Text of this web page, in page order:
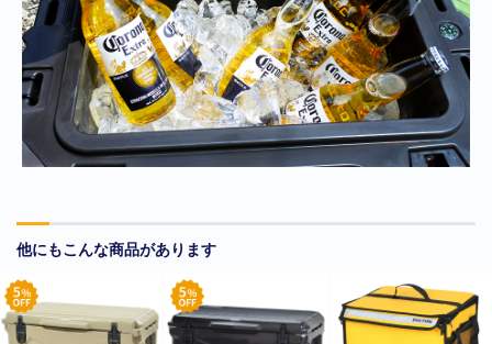
他にもこんな商品があります